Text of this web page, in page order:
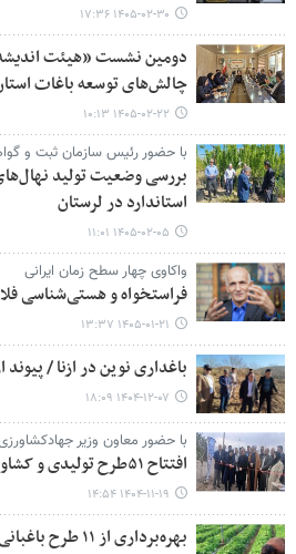
۱۴۰۵-۰۲-۳۰ ۱۷:۳۶
دومین نشست «هیئت
چالش‌های توسعه باغات
۱۴۰۵-۰۲-۲۲ ۱۰:۱۳
با حضور رئیس سازمان ثبت و
بررسی وضعیت تولید
استاندارد در لرستان
۱۴۰۵-۰۲-۰۵ ۱۱:۰۱
واکاوی چهار سطح زمان ایرانی
فراستخواه و هستی‌شناسی
۱۴۰۵-۰۱-۲۱ ۱۳:۳۷
باغداری نوین در ازنا / پیوند
۱۴۰۴-۱۲-۰۷ ۱۸:۰۹
با حضور معاون وزیر
افتتاح ۵۱طرح تولیدی و کشاورزی در قزوین
۱۴۰۴-۱۱-۱۹ ۱۴:۵۴
بهره‌برداری از ۱۱ طرح باغبانی و گلخانه‌ای در هرمزگان